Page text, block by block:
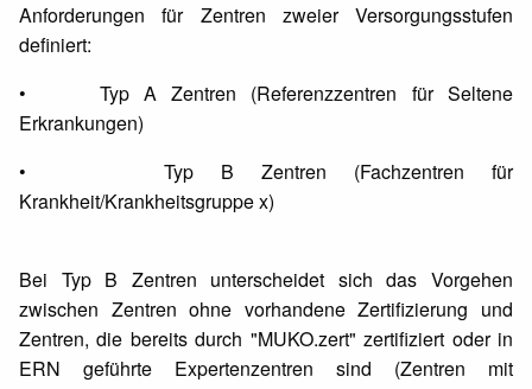
Anforderungen für Zentren zweier Versorgungsstufen
definiert:
• Typ A Zentren (Referenzzentren für Seltene
Erkrankungen)
• Typ B Zentren (Fachzentren für
Krankheit/Krankheitsgruppe x)
Bei Typ B Zentren unterscheidet sich das Vorgehen
zwischen Zentren ohne vorhandene Zertifizierung und
Zentren, die bereits durch "MUKO.zert" zertifiziert oder in
ERN geführte Expertenzentren sind (Zentren mit